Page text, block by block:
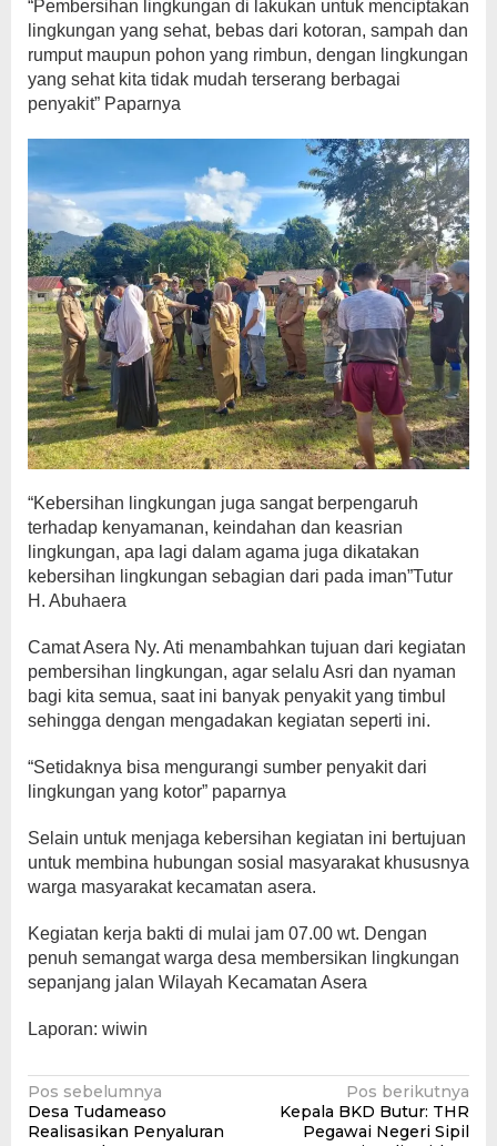
“Pembersihan lingkungan di lakukan untuk menciptakan
lingkungan yang sehat, bebas dari kotoran, sampah dan
rumput maupun pohon yang rimbun, dengan lingkungan
yang sehat kita tidak mudah terserang berbagai
penyakit” Paparnya
“Kebersihan lingkungan juga sangat berpengaruh
terhadap kenyamanan, keindahan dan keasrian
lingkungan, apa lagi dalam agama juga dikatakan
kebersihan lingkungan sebagian dari pada iman”Tutur
H. Abuhaera
Camat Asera Ny. Ati menambahkan tujuan dari kegiatan
pembersihan lingkungan, agar selalu Asri dan nyaman
bagi kita semua, saat ini banyak penyakit yang timbul
sehingga dengan mengadakan kegiatan seperti ini.
“Setidaknya bisa mengurangi sumber penyakit dari
lingkungan yang kotor” paparnya
Selain untuk menjaga kebersihan kegiatan ini bertujuan
untuk membina hubungan sosial masyarakat khususnya
warga masyarakat kecamatan asera.
Kegiatan kerja bakti di mulai jam 07.00 wt. Dengan
penuh semangat warga desa membersikan lingkungan
sepanjang jalan Wilayah Kecamatan Asera
Laporan: wiwin
Navigasi
pos
Pos sebelumnya
Desa Tudameaso
Realisasikan Penyaluran
Pos berikutnya
Kepala BKD Butur: THR
Pegawai Negeri Sipil